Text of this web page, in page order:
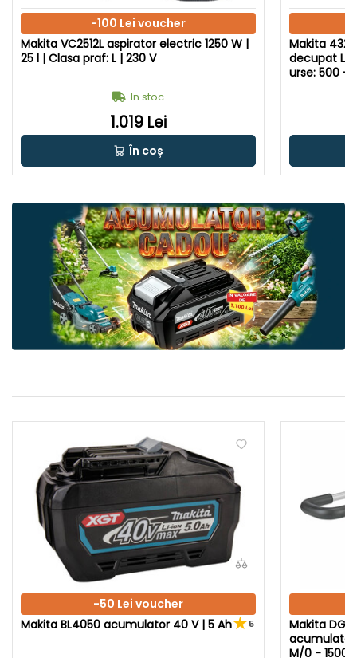
-100 Lei voucher
Makita VC2512L aspirator electric 1250 W |
25 l | Clasa praf: L | 230 V
In stoc
1.019 Lei
În coș
Makita
decupat
-50 Lei voucher
Makita BL4050 acumulator 40 V | 5 Ah
5
Makita
acumulator
M/0 - 1500